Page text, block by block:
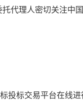
托代理人密切关注
投标交易平台在线